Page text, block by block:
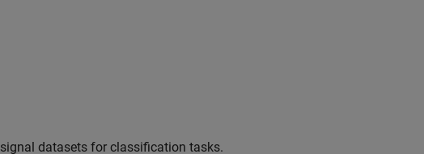
datasets for classification tasks.